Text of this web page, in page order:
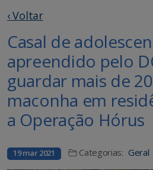
‹ Voltar
Casal de
apreendido pelo
guardar mais de
maconha em
a Operação Hórus
19 mar 2021 Categorias: Geral